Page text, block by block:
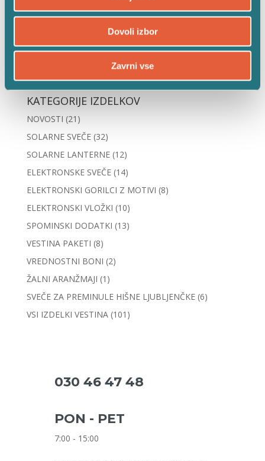
Dovoli izbor
Zavrni vse
POIŠČI IZDELEK
KATEGORIJE IZDELKOV
NOVOSTI (21)
SOLARNE SVEČE (32)
SOLARNE LANTERNE (12)
ELEKTRONSKE SVEČE (14)
ELEKTRONSKI GORILCI Z MOTIVI (8)
ELEKTRONSKI VLOŽKI (10)
SPOMINSKI DODATKI (13)
VESTINA PAKETI (8)
VREDNOSTNI BONI (2)
ŽALNI ARANŽMAJI (1)
SVEČE ZA PREMINULE HIŠNE LJUBLJENČKE (6)
VSI IZDELKI VESTINA (101)
030 46 47 48
PON - PET
7:00 - 15:00